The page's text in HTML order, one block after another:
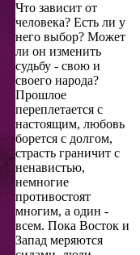
Что зависит от
человека? Есть ли у
него выбор? Может
ли он изменить
судьбу - свою и
своего народа?
Прошлое
переплетается с
настоящим, любовь
борется с долгом,
страсть граничит с
ненавистью,
немногие
противостоят
многим, а один -
всем. Пока Восток и
Запад меряются